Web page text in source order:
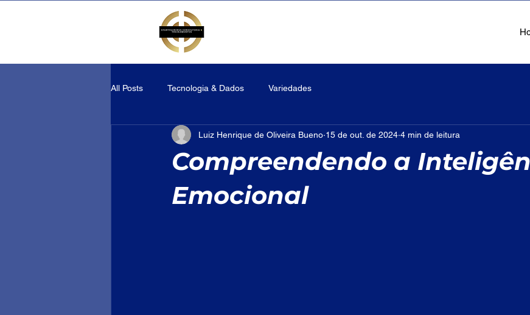
All Posts Tecnologia & Dados Variedades
Compreendendo a
Emocional
Luiz Henrique de Oliveira Bueno 15 de out. de 2024 4 min de leitura